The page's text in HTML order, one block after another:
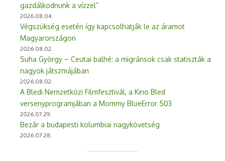
gazdálkodnunk a vízzel”
2026.08.04.
Végszükség esetén így kapcsolhatják le az áramot
Magyarországon
2026.08.02.
Suha György – Ceutai balhé: a migránsok csak statiszták a
nagyok játszmájában
2026.08.02.
A Bledi Nemzetközi Filmfesztivál, a Kino Bled
versenyprogramjában a Mommy BlueError 503
2026.07.29.
Bezár a budapesti kolumbiai nagykövetség
2026.07.28.